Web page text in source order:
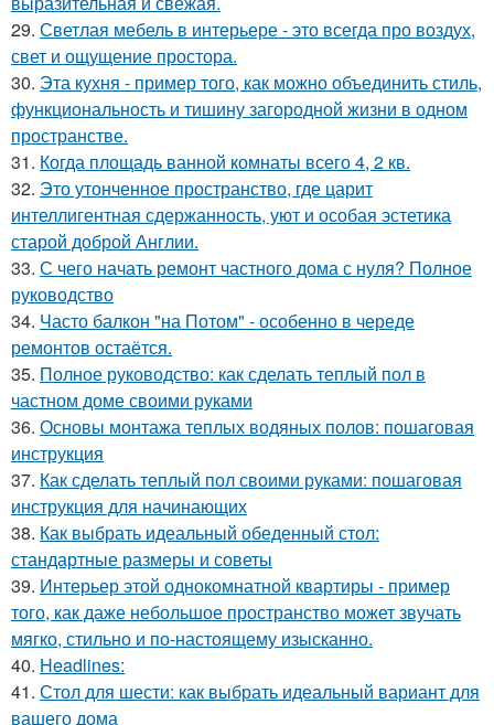
29. Светлая мебель в интерьере - это всегда про воздух,
свет и ощущение простора.
30. Эта кухня - пример того, как можно объединить стиль,
функциональность и тишину загородной жизни в одном
пространстве.
31. Когда площадь ванной комнаты всего 4, 2 кв.
32. Это утонченное пространство, где царит
интеллигентная сдержанность, уют и особая эстетика
старой доброй Англии.
33. С чего начать ремонт частного дома с нуля? Полное
руководство
34. Часто балкон "на Потом" - особенно в череде
ремонтов остаётся.
35. Полное руководство: как сделать теплый пол в
частном доме своими руками
36. Основы монтажа теплых водяных полов: пошаговая
инструкция
37. Как сделать теплый пол своими руками: пошаговая
инструкция для начинающих
38. Как выбрать идеальный обеденный стол:
стандартные размеры и советы
39. Интерьер этой однокомнатной квартиры - пример
того, как даже небольшое пространство может звучать
мягко, стильно и по-настоящему изысканно.
40. Headlines:
41. Стол для шести: как выбрать идеальный вариант для
вашего дома